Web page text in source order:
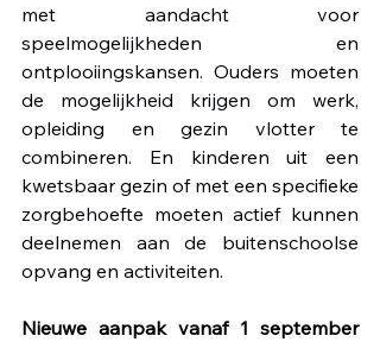
met aandacht voor
speelmogelijkheden en
ontplooiingskansen. Ouders moeten
de mogelijkheid krijgen om werk,
opleiding en gezin vlotter te
combineren. En kinderen uit een
kwetsbaar gezin of met een specifieke
zorgbehoefte moeten actief kunnen
deelnemen aan de buitenschoolse
opvang en activiteiten.
Nieuwe aanpak vanaf 1 september